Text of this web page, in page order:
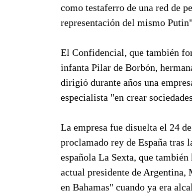
como testaferro de una red de
representación del mismo
El Confidencial, que también
infanta Pilar de Borbón,
dirigió durante años una
especialista "en crear
La empresa fue disuelta el 24
proclamado rey de España tras
española La Sexta, que
actual presidente de
en Bahamas" cuando ya era